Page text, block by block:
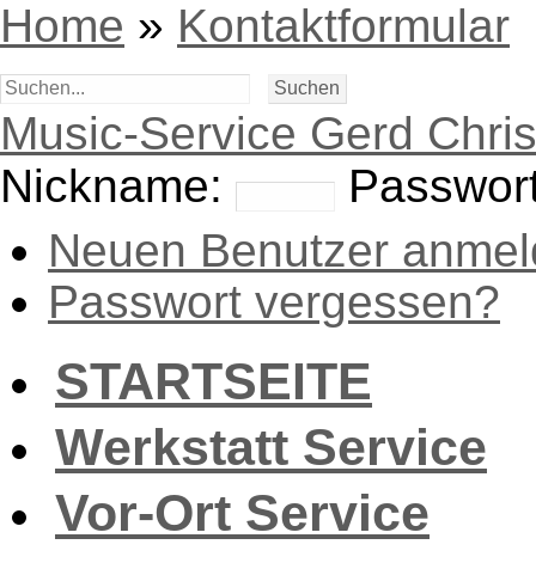
Home » Kontaktformular
Music-Service Gerd
Nickname:
Neuen Benutzer
Passwort vergessen?
STARTSEITE
Werkstatt Service
Vor-Ort Service